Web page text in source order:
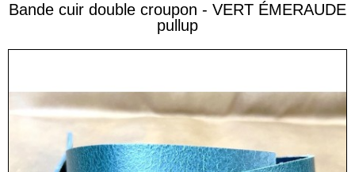
Bande cuir double croupon - VERT ÉMERAUDE
pullup